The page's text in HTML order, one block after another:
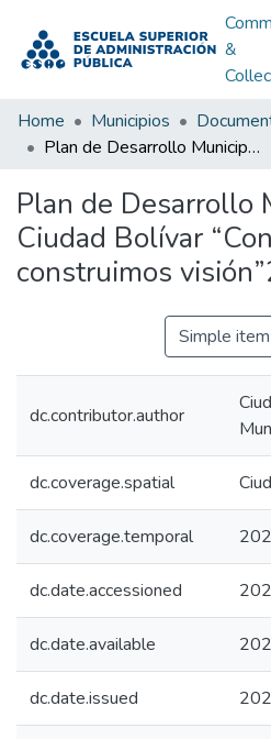
&
Home Municipios
Plan de Desarrollo Municipal Ciudad Bolívar “Con pasión, construimos visión”2024-2027
Plan de Desarrollo
Ciudad Bolívar
construimos
Simple
dc.contributor.author
dc.coverage.spatial
dc.coverage.temporal
dc.date.accessioned
dc.date.available
dc.date.issued